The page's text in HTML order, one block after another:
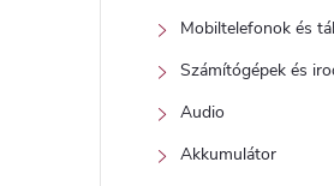
Mobiltelefonok és
Számítógépek és
Audio
Akkumulátor